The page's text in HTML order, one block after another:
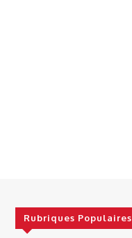
Rubriques Populaires